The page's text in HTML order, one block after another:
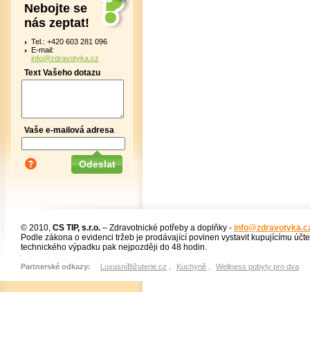
Nebojte se
nás zeptat!
Tel.: +420 603 281 096
E-mail:
info@zdravotyka.cz
Text Vašeho dotazu
Vaše e-mailová adresa
© 2010, CS TIP, s.r.o. – Zdravotnické potřeby a doplňky -
Podle zákona o evidenci tržeb je prodávající povinen vystavit kupujícímu
technického výpadku pak nejpozději do 48 hodin.
Partnerské odkazy: LuxusníBižuterie.cz Kuchyně Wellness pobyty pro dva